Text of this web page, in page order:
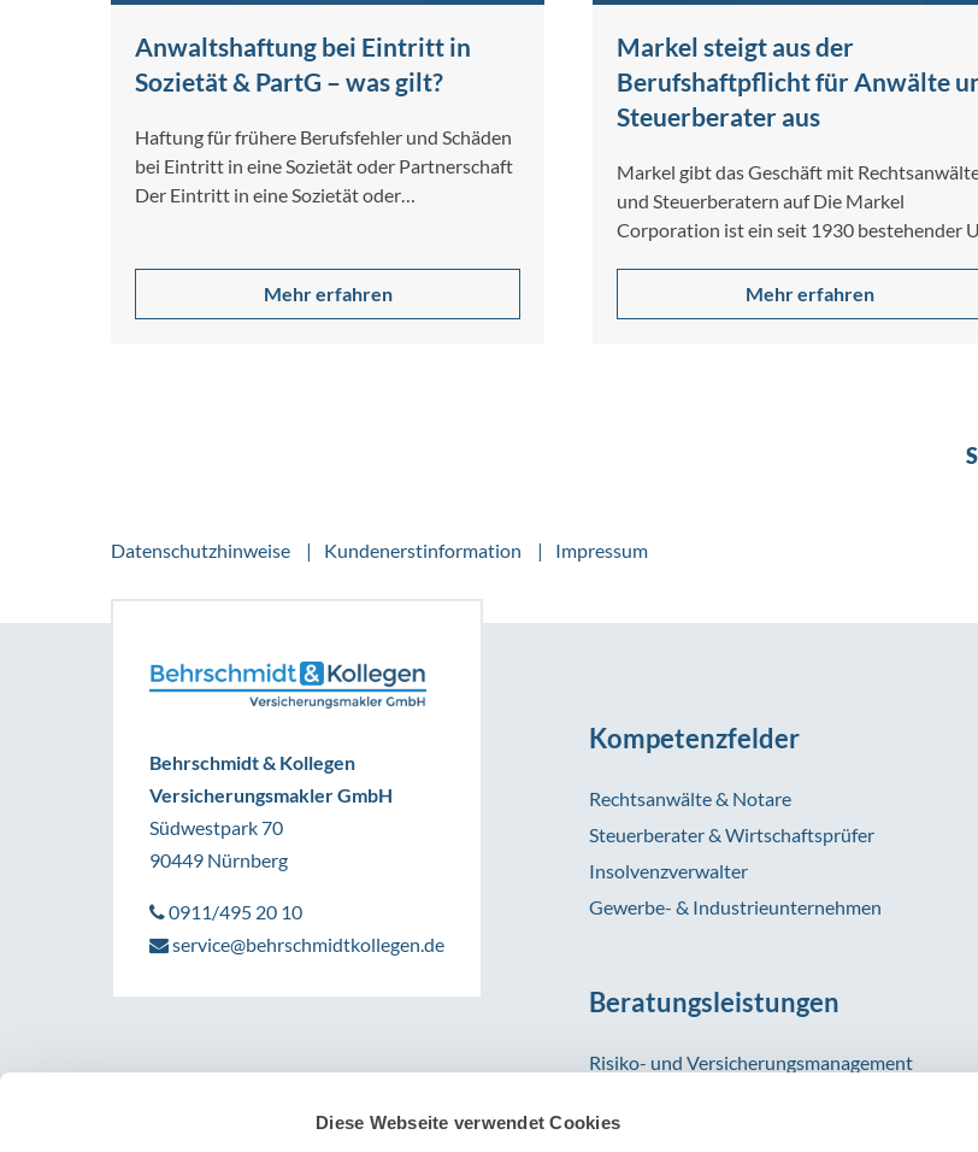
Diese Webseite verwendet Cookies
Anwaltshaftung bei Eintritt in
Sozietät & PartG – was gilt?
Haftung für frühere Berufsfehler und Schäden
bei Eintritt in eine Sozietät oder Partnerschaft
Der Eintritt in eine Sozietät oder
Mehr erfahren
Markel steigt aus der
Berufshaftpflicht für Anwälte
Steuerberater aus
Markel gibt das Geschäft mit
und Steuerberatern auf Die Markel
Corporation ist ein seit 1930 bestehender
Mehr erfahren
Datenschutzhinweise Kundenerstinformation Impressum
Behrschmidt & Kollegen
Versicherungsmakler GmbH
Südwestpark 70
90449 Nürnberg
0911/495 20 10
service@behrschmidtkollegen.de
Kompetenzfelder
Rechtsanwälte & Notare
Steuerberater & Wirtschaftsprüfer
Insolvenzverwalter
Gewerbe- & Industrieunternehmen
Beratungsleistungen
Risiko- und Versicherungsmanagement
Informationsmanagement